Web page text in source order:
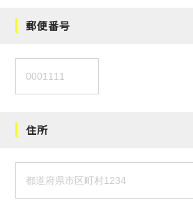
郵便番号
住所